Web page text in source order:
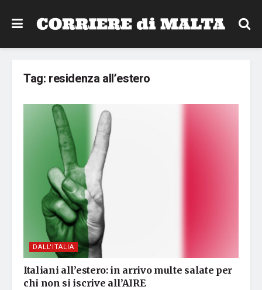
Tag: residenza all’estero
DALL'ITALIA
Italiani all’estero: in arrivo multe salate per
chi non si iscrive all’AIRE